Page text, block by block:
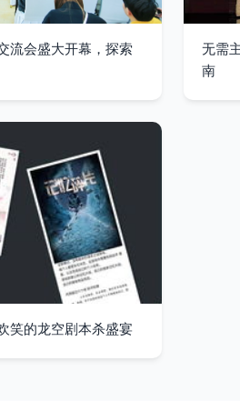
流会盛大开幕，探索
无需
南
笑的龙空剧本杀盛宴